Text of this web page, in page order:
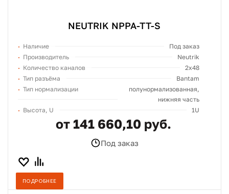
NEUTRIK NPPA-TT-S
Наличие
Под заказ
Производитель
Neutrik
Количество каналов
2x48
Тип разъёма
Bantam
Тип нормализации
полунормализованная,
нижняя часть
Высота, U
1U
от 141 660,10 руб.
Под заказ
ПОДРОБНЕЕ